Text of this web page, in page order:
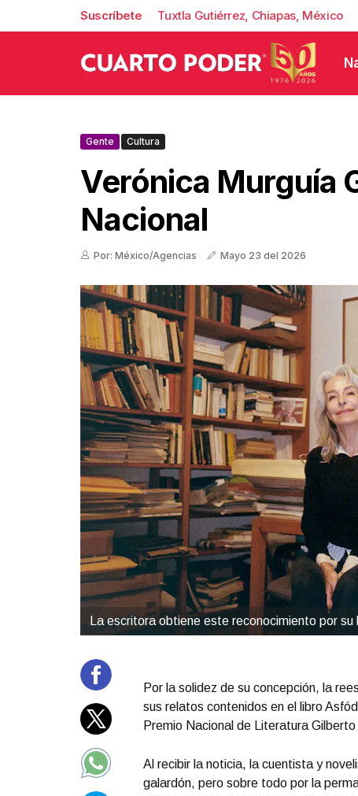
Suscríbete Tuxtla Gutiérrez, Chiapas, México
Gente Cultura
Verónica Murguía
Nacional
Por: México/Agencias Mayo 23 del 2026
La escritora obtiene este reconocimiento por
Por la solidez de su concepción, la
sus relatos contenidos en el libro
Premio Nacional de Literatura
Al recibir la noticia, la cuentista y
galardón, pero sobre todo por la